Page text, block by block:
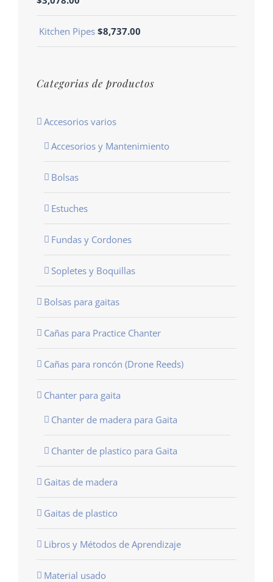
Kitchen Pipes $8,737.00
Categorias de productos
Accesorios varios
Accesorios y Mantenimiento
Bolsas
Estuches
Fundas y Cordones
Sopletes y Boquillas
Bolsas para gaitas
Cañas para Practice Chanter
Cañas para roncón (Drone Reeds)
Chanter para gaita
Chanter de madera para Gaita
Chanter de plastico para Gaita
Gaitas de madera
Gaitas de plastico
Libros y Métodos de Aprendizaje
Material usado